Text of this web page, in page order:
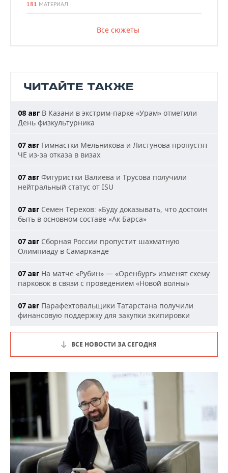
181 МАТЕРИАЛ
Все сюжеты
ЧИТАЙТЕ ТАКЖЕ
08 авг В Казани в экстрим-парке «Урам» отметили
День физкультурника
07 авг Гимнастки Мельникова и Листунова пропустят
ЧЕ из-за отказа в визах
07 авг Фигуристки Валиева и Трусова получили
нейтральный статус от ISU
07 авг Семен Терехов: «Буду доказывать, что достоин
быть в основном составе «Ак Барса»
07 авг Сборная России пропустит шахматную
Олимпиаду в Самарканде
07 авг На матче «Рубин» — «Оренбург» изменят схему
парковок в связи с проведением «Новой волны»
07 авг Парафехтовальщики Татарстана получили
финансовую поддержку для закупки экипировки
ВСЕ НОВОСТИ ЗА СЕГОДНЯ